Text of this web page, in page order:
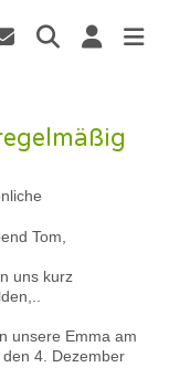
Tom,
uns kurz
unsere Emma am
den 4. Dezember